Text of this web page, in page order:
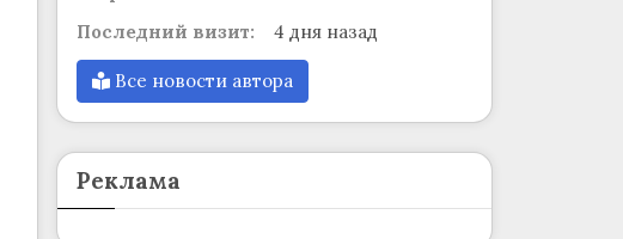
Последний визит:
4 дня назад
Все новости автора
Реклама